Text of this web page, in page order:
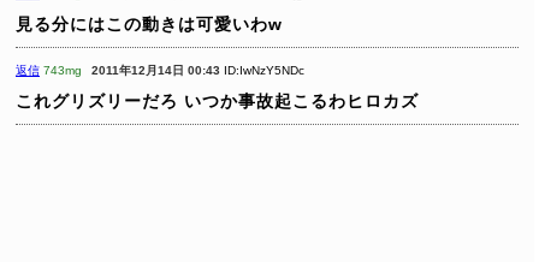
見る分にはこの動きは可愛いわw
返信 743mg 2011年12月14日 00:43 ID:IwNzY5NDc
これグリズリーだろ いつか事故起こるわヒロカズ